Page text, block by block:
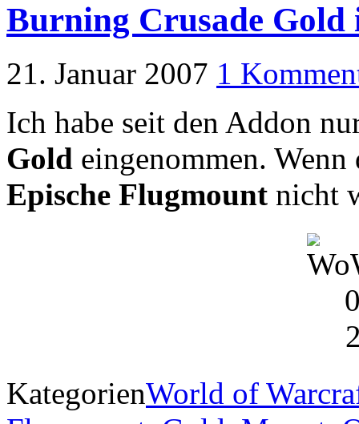
Burning Crusade Gold
21. Januar 2007 1
Ich habe seit den Addon
Gold eingenommen.
Epische Flugmount nicht
KategorienWorld of